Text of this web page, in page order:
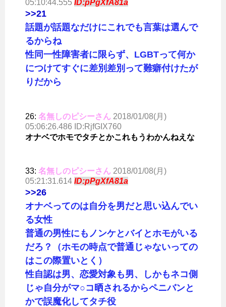
05:10:44.555 ID:pPgXfA81a
>>21
話題が話題なだけにこれでも言葉は選んで
るからね
性同一性障害者に限らず、LGBTって何か
につけてすぐに差別差別って難癖付けたが
りだから
26: 名無しのピシーさん 2018/01/08(月)
05:06:26.486 ID:RjfGIX760
オナベでホモでタチとかこれもうわかんねえな
33: 名無しのピシーさん 2018/01/08(月)
05:21:31.614 ID:pPgXfA81a
>>26
オナベってのは自分を男だと思い込んでい
る女性
普通の男性にもノンケとバイとホモがいる
だろ？（ホモの時点で普通じゃないっての
はこの際置いとく）
性自認は男、恋愛対象も男、しかもネコ側
じゃ自分がマ○コ晒されるからペニバンと
かで誤魔化してタチ役